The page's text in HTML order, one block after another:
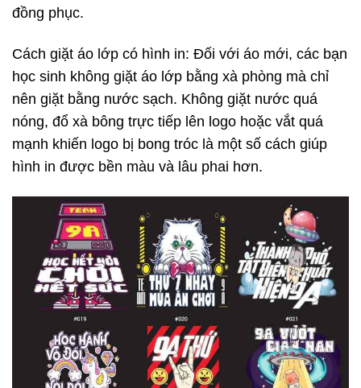
đồng phục.
Cách giặt áo lớp có hình in: Đối với áo mới, các bạn
học sinh không giặt áo lớp bằng xà phòng mà chỉ
nên giặt bằng nước sạch. Không giặt nước quá
nóng, đổ xà bông trực tiếp lên logo hoặc vắt quá
mạnh khiến logo bị bong tróc là một số cách giúp
hình in được bền màu và lâu phai hơn.